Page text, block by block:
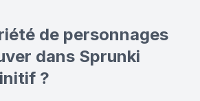
de personnages
dans Sprunki
?